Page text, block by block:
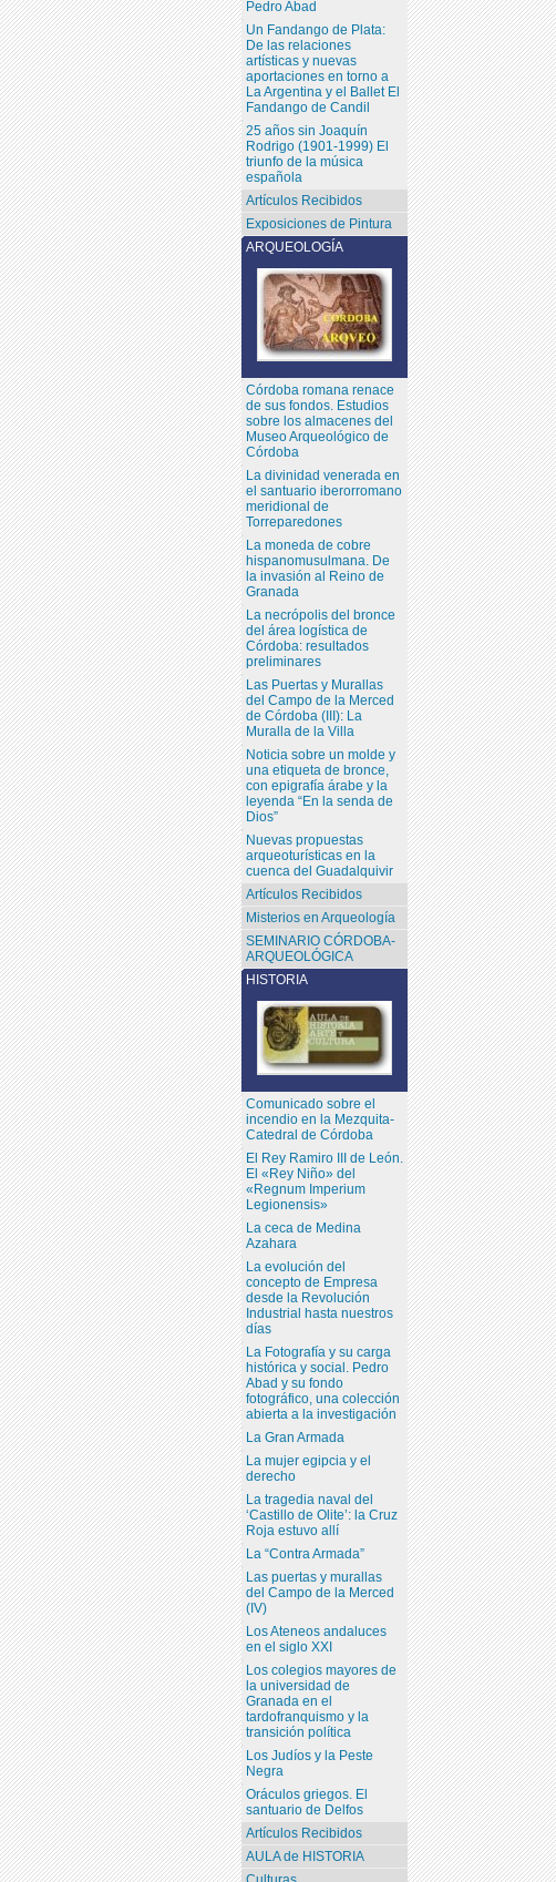
ARQUEOLOGÍA
Córdoba romana renace
de sus fondos. Estudios
sobre los almacenes del
Museo Arqueológico de
Córdoba
La divinidad venerada en
el santuario iberorromano
meridional de
Torreparedones
La moneda de cobre
hispanomusulmana. De
la invasión al Reino de
Granada
La necrópolis del bronce
del área logística de
Córdoba: resultados
preliminares
Las Puertas y Murallas
del Campo de la Merced
de Córdoba (III): La
Muralla de la Villa
Noticia sobre un molde y
una etiqueta de bronce,
con epigrafía árabe y la
leyenda “En la senda de
Dios”
Nuevas propuestas
arqueoturísticas en la
cuenca del Guadalquivir
Artículos Recibidos
Misterios en Arqueología
SEMINARIO CÓRDOBA-
ARQUEOLÓGICA
Pedro Abad
Un Fandango de Plata:
De las relaciones
artísticas y nuevas
aportaciones en torno a
La Argentina y el Ballet El
Fandango de Candil
25 años sin Joaquín
Rodrigo (1901-1999) El
triunfo de la música
española
Artículos Recibidos
Exposiciones de Pintura
HISTORIA
Comunicado sobre el
incendio en la Mezquita-
Catedral de Córdoba
El Rey Ramiro III de León.
El «Rey Niño» del
«Regnum Imperium
Legionensis»
La ceca de Medina
Azahara
La evolución del
concepto de Empresa
desde la Revolución
Industrial hasta nuestros
días
La Fotografía y su carga
histórica y social. Pedro
Abad y su fondo
fotográfico, una colección
abierta a la investigación
La Gran Armada
La mujer egipcia y el
derecho
La tragedia naval del
‘Castillo de Olite’: la Cruz
Roja estuvo allí
La “Contra Armada”
Las puertas y murallas
del Campo de la Merced
(IV)
Los Ateneos andaluces
en el siglo XXI
Los colegios mayores de
la universidad de
Granada en el
tardofranquismo y la
transición política
Los Judíos y la Peste
Negra
Oráculos griegos. El
santuario de Delfos
Artículos Recibidos
AULA de HISTORIA